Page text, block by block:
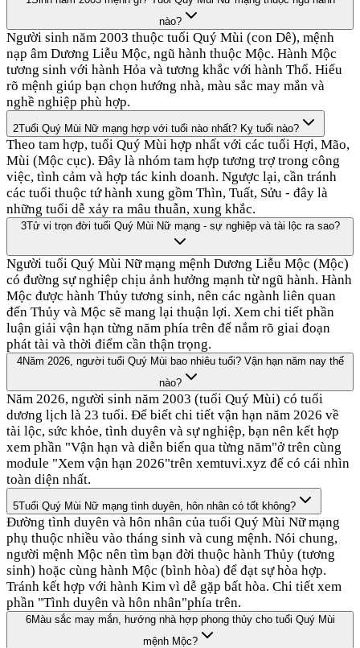
nào?
Người sinh năm 2003 thuộc tuổi Quý Mùi (con Dê), mệnh
nạp âm Dương Liễu Mộc, ngũ hành thuộc Mộc. Hành Mộc
tương sinh với hành Hỏa và tương khắc với hành Thổ. Hiểu
rõ mệnh giúp bạn chọn hướng nhà, màu sắc may mắn và
nghề nghiệp phù hợp.
2Tuổi Quý Mùi Nữ mạng hợp với tuổi nào nhất? Kỵ tuổi nào?
Theo tam hợp, tuổi Quý Mùi hợp nhất với các tuổi Hợi, Mão,
Mùi (Mộc cục). Đây là nhóm tam hợp tương trợ trong công
việc, tình cảm và hợp tác kinh doanh. Ngược lại, cần tránh
các tuổi thuộc tứ hành xung gồm Thìn, Tuất, Sửu - đây là
những tuổi dễ xảy ra mâu thuẫn, xung khắc.
3Tử vi trọn đời tuổi Quý Mùi Nữ mạng - sự nghiệp và tài lộc ra sao?
Người tuổi Quý Mùi Nữ mạng mệnh Dương Liễu Mộc (Mộc)
có đường sự nghiệp chịu ảnh hưởng mạnh từ ngũ hành. Hành
Mộc được hành Thủy tương sinh, nên các ngành liên quan
đến Thủy và Mộc sẽ mang lại thuận lợi. Xem chi tiết phần
luận giải vận hạn từng năm phía trên để nắm rõ giai đoạn
phát tài và thời điểm cần thận trọng.
4Năm 2026, người tuổi Quý Mùi bao nhiêu tuổi? Vận hạn năm nay thế
nào?
Năm 2026, người sinh năm 2003 (tuổi Quý Mùi) có tuổi
dương lịch là 23 tuổi. Để biết chi tiết vận hạn năm 2026 về
tài lộc, sức khỏe, tình duyên và sự nghiệp, bạn nên kết hợp
xem phần "Vận hạn và diễn biến qua từng năm"ở trên cùng
module "Xem vận hạn 2026"trên xemtuvi.xyz để có cái nhìn
toàn diện nhất.
5Tuổi Quý Mùi Nữ mạng tình duyên, hôn nhân có tốt không?
Đường tình duyên và hôn nhân của tuổi Quý Mùi Nữ mạng
phụ thuộc nhiều vào tháng sinh và cung mệnh. Nói chung,
người mệnh Mộc nên tìm bạn đời thuộc hành Thủy (tương
sinh) hoặc cùng hành Mộc (bình hòa) để đạt sự hòa hợp.
Tránh kết hợp với hành Kim vì dễ gặp bất hòa. Chi tiết xem
phần "Tình duyên và hôn nhân"phía trên.
6Màu sắc may mắn, hướng nhà hợp phong thủy cho tuổi Quý Mùi
mệnh Mộc?